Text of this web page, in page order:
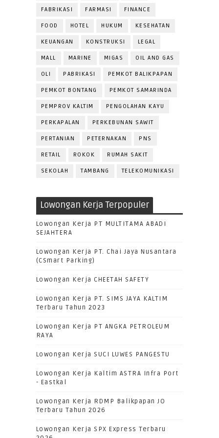
FABRIKASI FARMASI FINANCE
FOOD HOTEL HUKUM KESEHATAN
KEUANGAN KONSTRUKSI LEGAL
MALL MARINE MIGAS OIL AND GAS
OLI PABRIKASI PEMKOT BALIKPAPAN
PEMKOT BONTANG PEMKOT SAMARINDA
PEMPROV KALTIM PENGOLAHAN KAYU
PERKAPALAN PERKEBUNAN SAWIT
PERTANIAN PETERNAKAN PNS
RETAIL ROKOK RUMAH SAKIT
SEKOLAH TAMBANG TELEKOMUNIKASI
Lowongan Kerja Terpopuler
Lowongan Kerja PT MULTITAMA ABADI
SEJAHTERA
Lowongan Kerja PT. Chai Jaya Nusantara
(CSmart Parking)
Lowongan Kerja CHEETAH SAFETY
Lowongan Kerja PT. SIMS JAYA KALTIM
Terbaru Tahun 2023
Lowongan Kerja PT ANGKA PETROLEUM
RAYA
Lowongan Kerja SUCI LUWES PANGESTU
Lowongan Kerja Kaltim ASTRA Infra Port
- Eastkal
Lowongan Kerja RDMP Balikpapan JO
Terbaru Tahun 2026
Lowongan Kerja SPX Express Terbaru